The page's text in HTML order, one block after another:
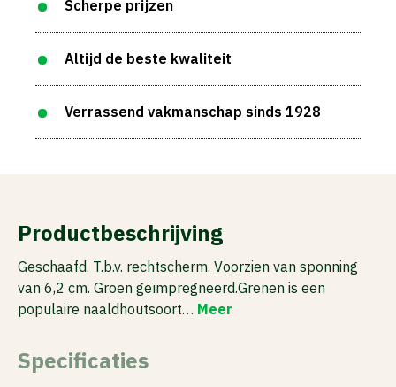
Scherpe prijzen
Altijd de beste kwaliteit
Verrassend vakmanschap sinds 1928
Productbeschrijving
Geschaafd. T.b.v. rechtscherm. Voorzien van sponning
van 6,2 cm. Groen geïmpregneerd.Grenen is een
populaire naaldhoutsoort… Meer
Specificaties